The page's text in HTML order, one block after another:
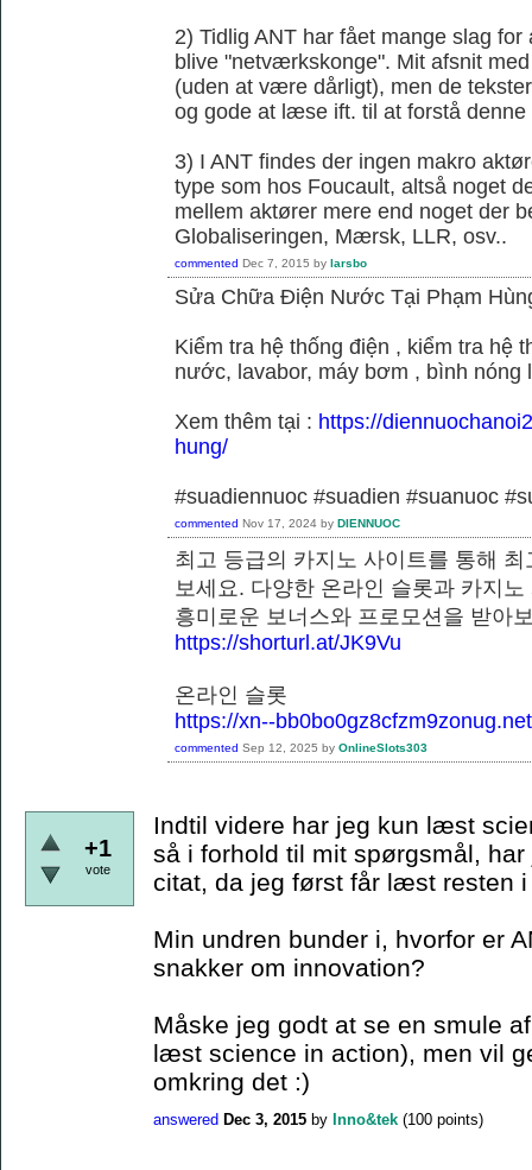
2) Tidlig ANT har fået mange slag
blive "netværkskonge". Mit afsnit
(uden at være dårligt), men de
og gode at læse ift. til at forstå denne
3) I ANT findes der ingen makro
type som hos Foucault, altså noget
mellem aktører mere end noget der
Globaliseringen, Mærsk, LLR, osv..
commented Dec 7, 2015 by larsbo
Sửa Chữa Điện Nước Tại Phạm
Kiểm tra hệ thống điện , kiểm tra hệ
nước, lavabor, máy bơm , bình nóng
Xem thêm tại : https://
hung/
#suadiennuoc #suadien #suanuoc
commented Nov 17, 2024 by DIENNUOC
최고 등급의 카지노 사이트를 통해
보세요. 다양한 온라인 슬롯과 카지
흥미로운 보너스와 프로모션을
https://shorturl.at/JK9Vu
온라인 슬롯
https://xn--bb0bo0gz8cfzm9zonug.net
commented Sep 12, 2025 by OnlineSlots303
+1
vote
Indtil videre har jeg kun læst
så i forhold til mit spørgsmål,
citat, da jeg først får læst resten i
Min undren bunder i, hvorfor er
snakker om innovation?
Måske jeg godt at se en smule
læst science in action), men vil
omkring det :)
answered Dec 3, 2015 by Inno&tek (100 points)